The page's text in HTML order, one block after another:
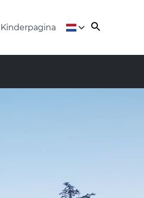
Kinderpagina